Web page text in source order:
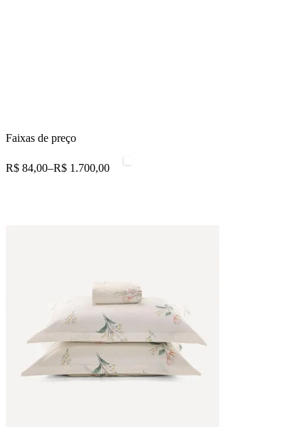
Faixas de preço
R$ 84,00–R$ 1.700,00